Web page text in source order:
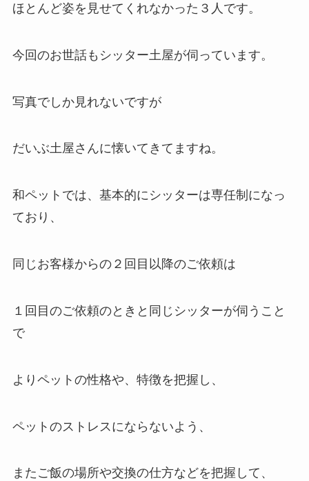
ほとんど姿を見せてくれなかった３人です。
今回のお世話もシッター土屋が伺っています。
写真でしか見れないですが
だいぶ土屋さんに懐いてきてますね。
和ペットでは、基本的にシッターは専任制になっ
ており、
同じお客様からの２回目以降のご依頼は
１回目のご依頼のときと同じシッターが伺うこと
で
よりペットの性格や、特徴を把握し、
ペットのストレスにならないよう、
またご飯の場所や交換の仕方などを把握して、